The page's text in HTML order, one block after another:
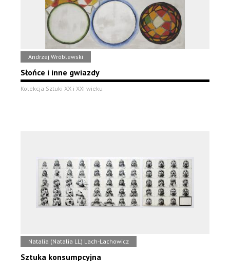
Andrzej Wróblewski
Słońce i inne gwiazdy
Kolekcja Sztuki XX i XXI wieku
Natalia (Natalia LL) Lach-Lachowicz
Sztuka konsumpcyjna